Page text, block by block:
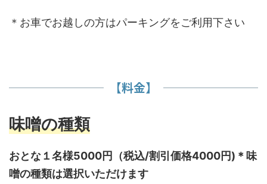
＊お車でお越しの方はパーキングをご利用下さい
【料金】
味噌の種類
おとな１名様5000円（税込/割引価格4000円)＊味
噌の種類は選択いただけます